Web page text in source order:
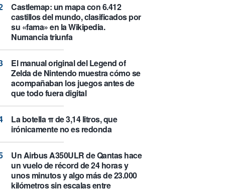
Castlemap: un mapa con 6.412
castillos del mundo, clasificados por
su «fama» en la Wikipedia.
Numancia triunfa
El manual original del Legend of
Zelda de Nintendo muestra cómo se
acompañaban los juegos antes de
que todo fuera digital
La botella π de 3,14 litros, que
irónicamente no es redonda
Un Airbus A350ULR de Qantas hace
un vuelo de récord de 24 horas y
unos minutos y algo más de 23.000
kilómetros sin escalas entre